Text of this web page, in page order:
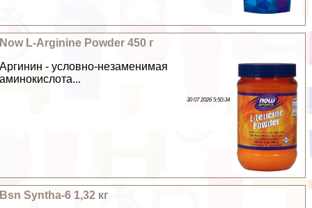
Now L-Arginine Powder 450 г
Аргинин - условно-незаменимая
аминокислота...
30 07 2026 5:50:34
Bsn Syntha-6 1,32 кг